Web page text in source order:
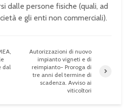
dalle persone fisiche (quali, ad
e gli enti non commerciali).
dal
Autorizzazioni di nuovo
impianto vigneti e di
reimpianto- Proroga di
tre anni del termine di
scadenza. Avviso ai
viticoltori